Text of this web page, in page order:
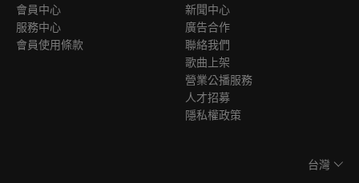
會員中心
服務中心
會員使用條款
新聞中心
廣告合作
聯絡我們
歌曲上架
營業公播服務
人才招募
隱私權政策
台灣